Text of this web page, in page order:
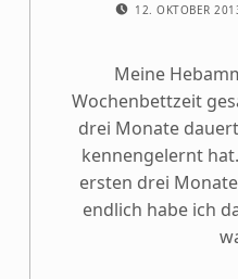
12. OKTOBER
Meine
Wochenbettzeit
drei Monate
kennengelernt
ersten drei
endlich habe ich